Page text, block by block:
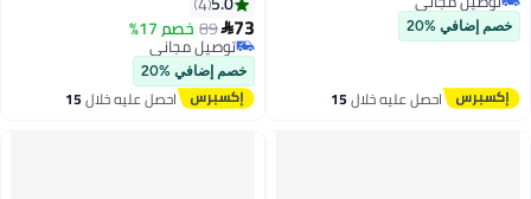
توصيل مجاني
خصم إضافي %20
احصل عليه خلال15
73
89 خصم 17%
توصيل مجاني
بتخلّص بسرعة
توصيل مجاني
خصم إضافي %20
احصل عليه خلال15